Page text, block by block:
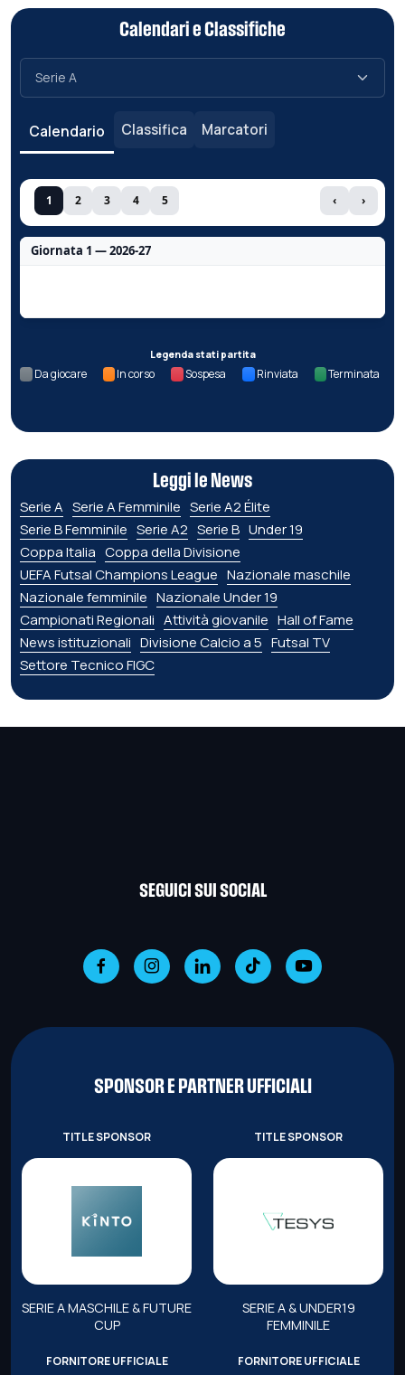
Calendari e Classifiche
Calendario Classifica Marcatori
1 2 3 4 5 ‹ ›
Giornata 1 — 2026-27
Legenda stati partita
Da giocare In corso Sospesa Rinviata Terminata
Leggi le News
Serie A Serie A Femminile Serie A2 Élite
Serie B Femminile Serie A2 Serie B Under 19
Coppa Italia Coppa della Divisione
UEFA Futsal Champions League Nazionale maschile
Nazionale femminile Nazionale Under 19
Campionati Regionali Attività giovanile Hall of Fame
News istituzionali Divisione Calcio a 5 Futsal TV
Settore Tecnico FIGC
SEGUICI SUI SOCIAL
SPONSOR E PARTNER UFFICIALI
TITLE SPONSOR
SERIE A MASCHILE & FUTURE
CUP
TITLE SPONSOR
SERIE A & UNDER19
FEMMINILE
FORNITORE UFFICIALE FORNITORE UFFICIALE